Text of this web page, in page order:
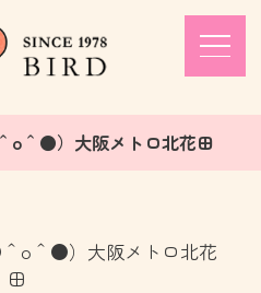
＾●）大阪メトロ北花田
o＾●）大阪メトロ北花
田